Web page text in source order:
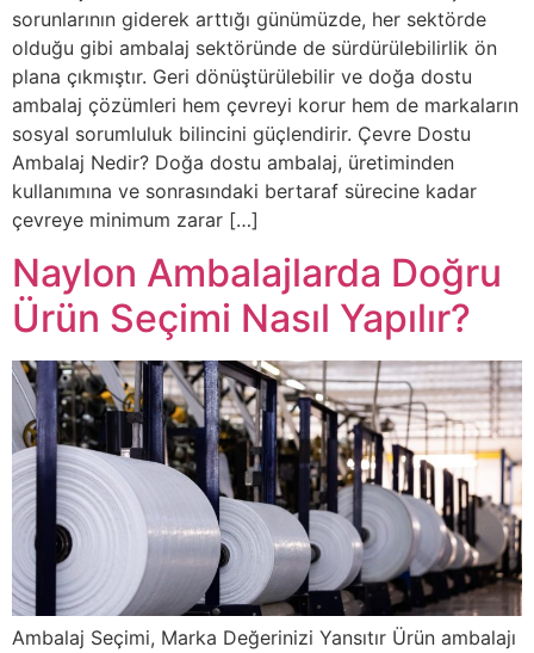
sorunlarının giderek arttığı günümüzde, her sektörde
olduğu gibi ambalaj sektöründe de sürdürülebilirlik ön
plana çıkmıştır. Geri dönüştürülebilir ve doğa dostu
ambalaj çözümleri hem çevreyi korur hem de markaların
sosyal sorumluluk bilincini güçlendirir. Çevre Dostu
Ambalaj Nedir? Doğa dostu ambalaj, üretiminden
kullanımına ve sonrasındaki bertaraf sürecine kadar
çevreye minimum zarar […]
Naylon Ambalajlarda Doğru
Ürün Seçimi Nasıl Yapılır?
Ambalaj Seçimi, Marka Değerinizi Yansıtır Ürün ambalajı